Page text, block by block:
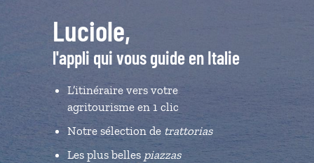
Luciole,
l'appli qui vous guide en Italie
L’itinéraire vers votre
agritourisme en 1 clic
Notre sélection de trattorias
Les plus belles piazzas